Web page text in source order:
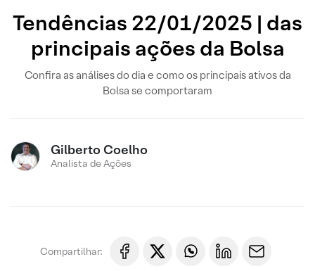
Tendências 22/01/2025 | das
principais ações da Bolsa
Confira as análises do dia e como os principais ativos da
Bolsa se comportaram
Gilberto Coelho
Analista de Ações
Compartilhar: